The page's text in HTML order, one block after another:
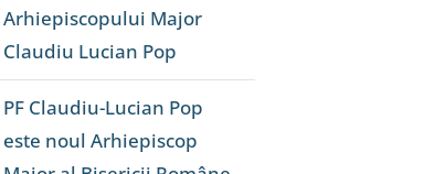
Arhiepiscopului Major
Claudiu Lucian Pop
PF Claudiu-Lucian Pop
este noul Arhiepiscop